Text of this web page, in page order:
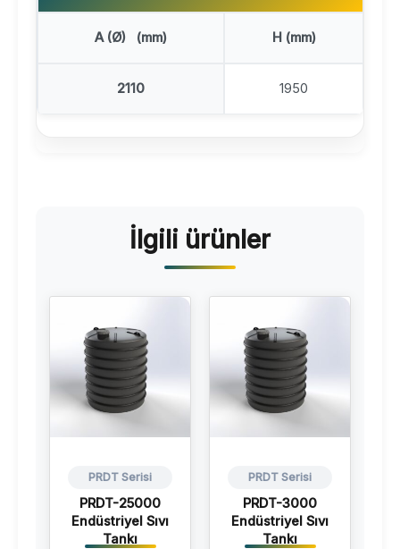
A (Ø) (mm) H (mm)
2110 1950
İlgili ürünler
PRDT Serisi
PRDT-25000
Endüstriyel Sıvı
Tankı
PRDT Serisi
PRDT-3000
Endüstriyel Sıvı
Tankı